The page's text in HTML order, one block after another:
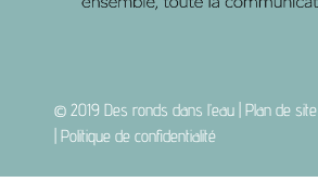
© 2019 Des ronds dans l’eau Plan de site
Politique de confidentialité